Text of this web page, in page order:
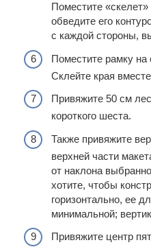
Поместите
обведите его
с каждой стороны,
Поместите рамку на
Склейте края
Привяжите 50 см
короткого шеста.
Также привяжите
верхней части
от наклона
хотите, чтобы
горизонтально, ее
минимальной;
Привяжите центр